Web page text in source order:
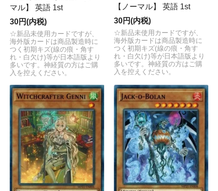
マル】 英語 1st
30円(内税)
☆新品未使用カードですが、
海外版カードは商品製造時に
つく初期キズ(線の痕・角す
れ・白欠け)等が日本語版より
多いです。神経質の方はご購
入を控えください。
【ノーマル】 英語 1st
30円(内税)
☆新品未使用カードですが、
海外版カードは商品製造時に
つく初期キズ(線の痕・角す
れ・白欠け)等が日本語版より
多いです。神経質の方はご購
入を控えください。